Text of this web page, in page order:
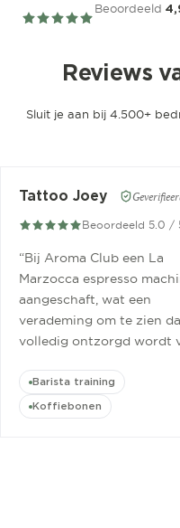
Beoordeeld
Reviews
Sluit je aan bij 4.500+
Tattoo Joey
Beoordeeld 5.0 /
“Bij Aroma Club een La
Marzocca espresso
aangeschaft, wat een
verademing om te zien
volledig ontzorgd wordt
cursus.”
Barista training
Koffiebonen